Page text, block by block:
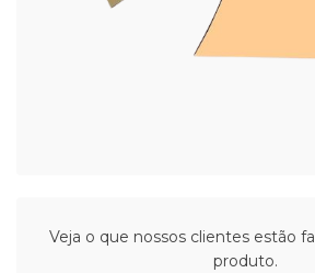
Veja o que nossos clientes estão
produto.